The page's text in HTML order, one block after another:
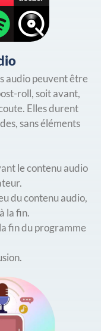
audio peuvent être
roll, soit avant,
Elles durent
sans éléments
le contenu audio
du contenu audio,
la fin.
fin du programme